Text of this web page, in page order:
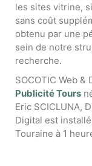
les sites vitrine,
sans coût
obtenu par une
sein de notre
recherche.
SOCOTIC Web
Publicité Tours
Eric SCICLUNA,
Digital est
Touraine à 1